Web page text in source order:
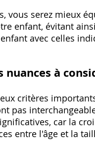
vous serez mieux
enfant‚ évitant
avec celles
nuances à
critères
pas
car la
entre l'âge et la